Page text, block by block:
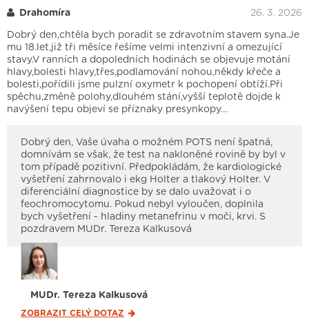
Drahomíra 26. 3. 2026
Dobrý den,chtěla bych poradit se zdravotním stavem syna.Je
mu 18.let,již tři měsíce řešíme velmi intenzivní a omezující
stavy.V ranních a dopoledních hodinách se objevuje motání
hlavy,bolesti hlavy,třes,podlamování nohou,někdy křeče a
bolesti,pořídili jsme pulzní oxymetr k pochopení obtíží.Při
spěchu,změně polohy,dlouhém stání,vyšší teplotě dojde k
navýšení tepu objeví se příznaky presynkopy…
Dobrý den, Vaše úvaha o možném POTS není špatná,
domnívám se však, že test na nakloněné rovině by byl v
tom případě pozitivní. Předpokládám, že kardiologické
vyšetření zahrnovalo i ekg Holter a tlakový Holter. V
diferenciální diagnostice by se dalo uvažovat i o
feochromocytomu. Pokud nebyl vyloučen, doplnila
bych vyšetření - hladiny metanefrinu v moči, krvi. S
pozdravem MUDr. Tereza Kalkusová
MUDr. Tereza Kalkusová
ZOBRAZIT CELÝ DOTAZ